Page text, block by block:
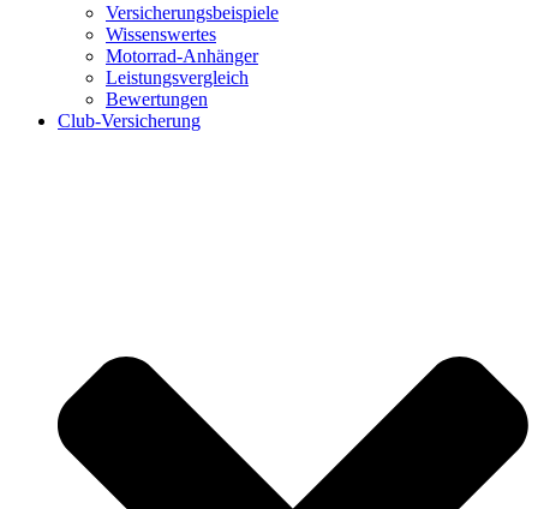
Versicherungsbeispiele
Wissenswertes
Motorrad-Anhänger
Leistungsvergleich
Bewertungen
Club-Versicherung